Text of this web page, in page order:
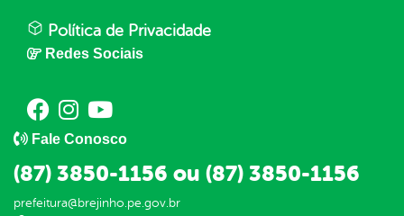
Política de Privacidade
Redes Sociais
Fale Conosco
(87) 3850-1156 ou (87) 3850-1156
prefeitura@brejinho.pe.gov.br